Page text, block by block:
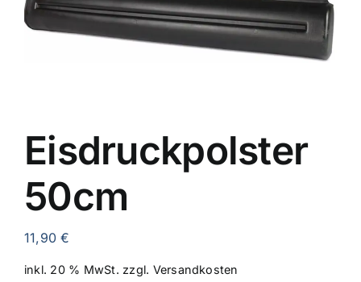
Eisdruckpolster
50cm
11,90€
inkl. 20 % MwSt. zzgl. Versandkosten